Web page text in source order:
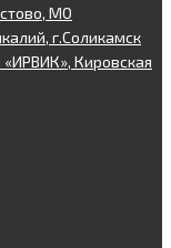
МО
г.Соликамск
Кировская